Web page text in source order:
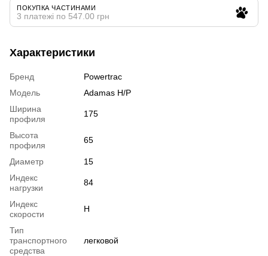
ПОКУПКА ЧАСТИНАМИ
3 платежі по 547.00 грн
Характеристики
Бренд
Powertrac
Модель
Adamas H/P
Ширина
профиля
175
Высота
профиля
65
Диаметр
15
Индекс
нагрузки
84
Индекс
скорости
H
Тип
транспортного
средства
легковой